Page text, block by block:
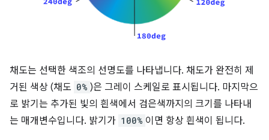
채도는 선택한 색조의 선명도를 나타냅니다. 채도가 완전히 제
거된 색상 (채도 0% )은 그레이 스케일로 표시됩니다. 마지막으
로 밝기는 추가된 빛의 흰색에서 검은색까지의 크기를 나타내
는 매개변수입니다. 밝기가 100% 이면 항상 흰색이 됩니다.